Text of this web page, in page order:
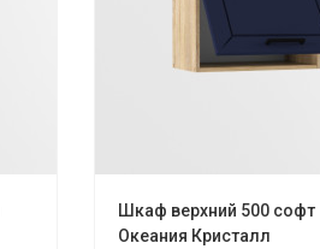
Шкаф верхний 500 софт
Океания Кристалл